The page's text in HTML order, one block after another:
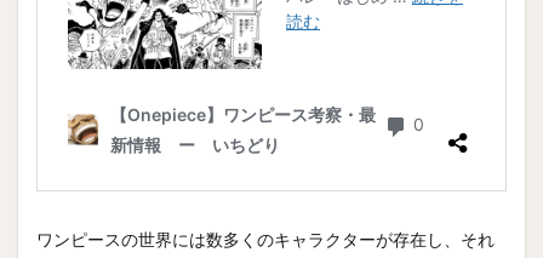
ワンピースの世界には数多くのキャラクターが存在し、それ